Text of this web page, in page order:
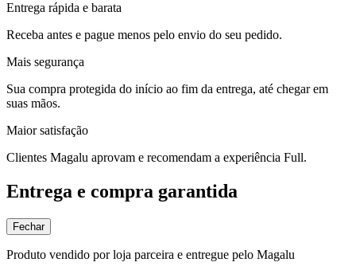
Entrega rápida e barata
Receba antes e pague menos pelo envio do seu pedido.
Mais segurança
Sua compra protegida do início ao fim da entrega, até chegar em
suas mãos.
Maior satisfação
Clientes Magalu aprovam e recomendam a experiência Full.
Entrega e compra garantida
Fechar
Produto vendido por loja parceira e entregue pelo Magalu